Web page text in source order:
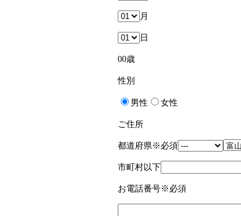
月
日
00歳
性別
男性 女性
ご住所
都道府県 ※必須
市町村以下
お電話番号※必須